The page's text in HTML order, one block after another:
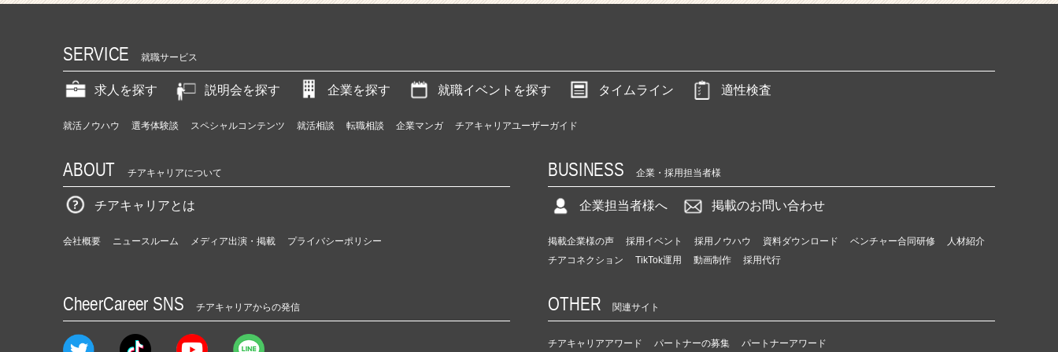
SERVICE 就職サービス
求人を探す 説明会を探す 企業を探す 就職イベントを探す タイムライン 適性検査
就活ノウハウ 選考体験談 スペシャルコンテンツ 就活相談 転職相談 企業マンガ チアキャリアユーザーガイド
ABOUT チアキャリアについて
チアキャリアとは
会社概要 ニュースルーム メディア出演・掲載 プライバシーポリシー
BUSINESS 企業・採用担当者様
企業担当者様へ 掲載のお問い合わせ
掲載企業様の声 採用イベント 採用ノウハウ 資料ダウンロード ベンチャー合同研修
人材紹介
チアコネクション
TikTok運用 動画制作 採用代行
CheerCareer SNS チアキャリアからの発信 OTHER 関連サイト
チアキャリアアワード パートナーの募集 パートナーアワード